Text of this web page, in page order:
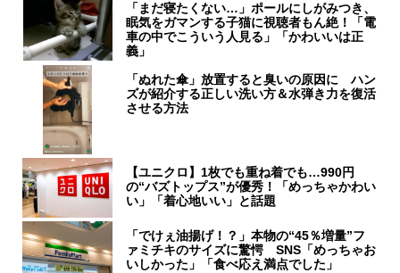
「まだ寝たくない…」ポールにしがみつき、
眠気をガマンする子猫に視聴者もん絶！「電
車の中でこういう人見る」「かわいいは正
義」
「ぬれた傘」放置すると臭いの原因に ハン
ズが紹介する正しい洗い方＆水弾き力を復活
させる方法
【ユニクロ】1枚でも重ね着でも…990円
の“バズトップス”が優秀！「めっちゃかわい
い」「着心地いい」と話題
「でけぇ油揚げ！？」本物の“45％増量”フ
ァミチキのサイズに驚愕 SNS「めっちゃお
いしかった」「食べ応え満点でした」